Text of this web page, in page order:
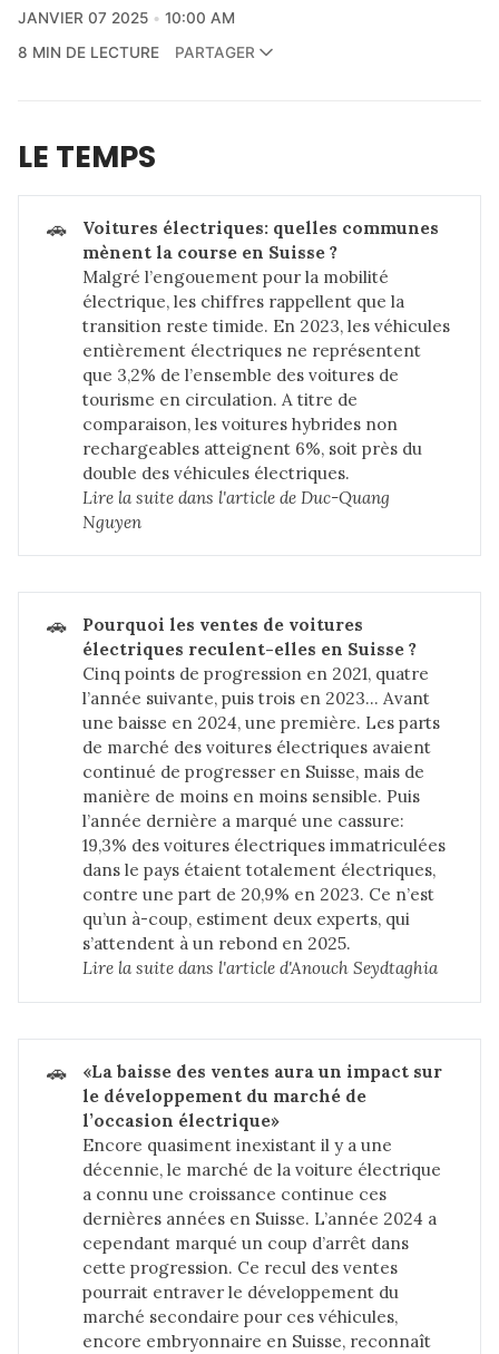
JANVIER 07 2025
10:00 AM
8 MIN DE LECTURE
PARTAGER
LE TEMPS
🚗
Voitures électriques: quelles communes
mènent la course en Suisse ?
Malgré l’engouement pour la mobilité
électrique, les chiffres rappellent que la
transition reste timide. En 2023, les véhicules
entièrement électriques ne représentent
que 3,2% de l’ensemble des voitures de
tourisme en circulation. A titre de
comparaison, les voitures hybrides non
rechargeables atteignent 6%, soit près du
double des véhicules électriques.
Lire la suite dans l'article de Duc-Quang
Nguyen
🚗
Pourquoi les ventes de voitures
électriques reculent-elles en Suisse ?
Cinq points de progression en 2021, quatre
l’année suivante, puis trois en 2023… Avant
une baisse en 2024, une première. Les parts
de marché des voitures électriques avaient
continué de progresser en Suisse, mais de
manière de moins en moins sensible. Puis
l’année dernière a marqué une cassure:
19,3% des voitures électriques immatriculées
dans le pays étaient totalement électriques,
contre une part de 20,9% en 2023. Ce n’est
qu’un à-coup, estiment deux experts, qui
s’attendent à un rebond en 2025.
Lire la suite dans l'article d'Anouch Seydtaghia
🚗
«La baisse des ventes aura un impact sur
le développement du marché de
l’occasion électrique»
Encore quasiment inexistant il y a une
décennie, le marché de la voiture électrique
a connu une croissance continue ces
dernières années en Suisse. L’année 2024 a
cependant marqué un coup d’arrêt dans
cette progression. Ce recul des ventes
pourrait entraver le développement du
marché secondaire pour ces véhicules,
encore embryonnaire en Suisse, reconnaît